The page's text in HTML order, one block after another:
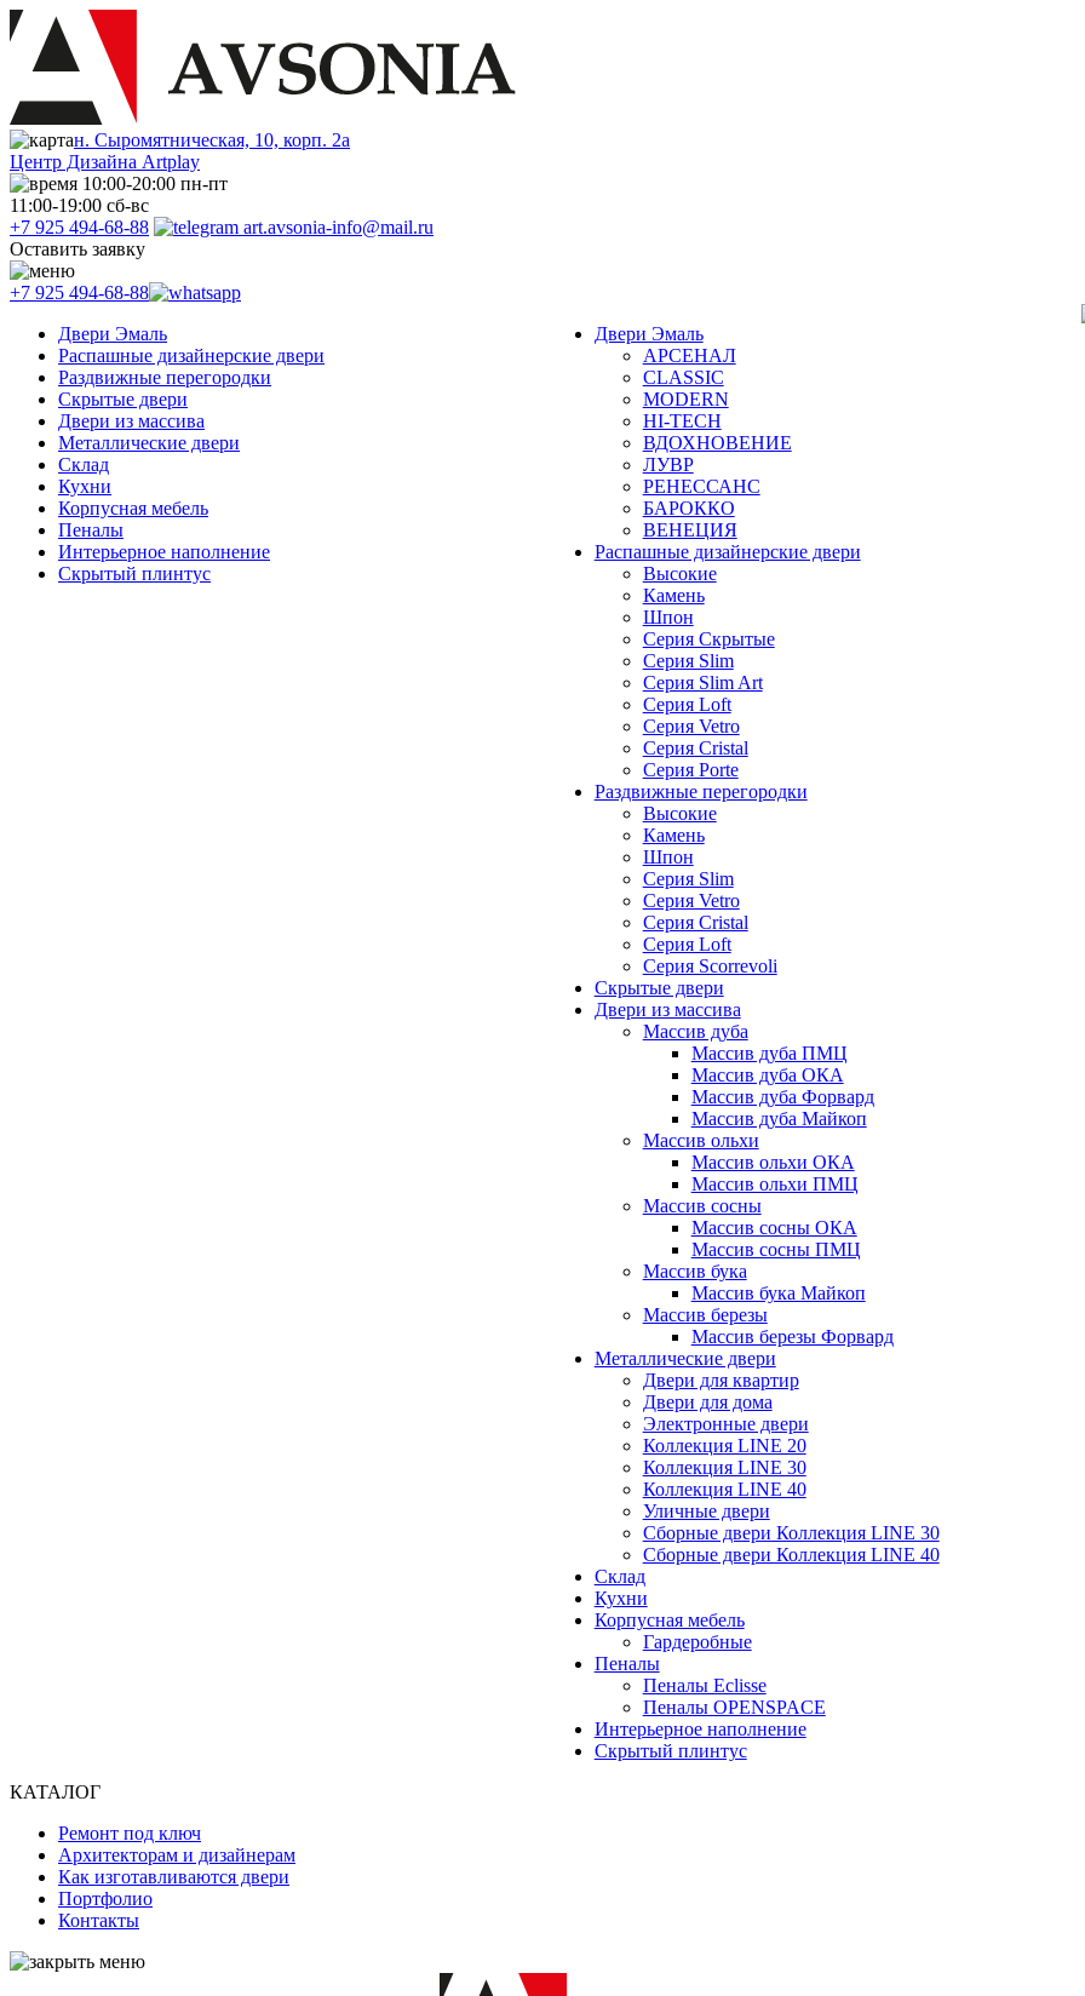
н. Сыромятническая, 10, корп. 2а
Центр Дизайна Artplay
10:00-20:00 пн-пт
11:00-19:00 сб-вс
+7 925 494-68-88
art.avsonia-info@mail.ru
Оставить заявку
+7 925 494-68-88
Двери Эмаль
Распашные дизайнерские двери
Раздвижные перегородки
Скрытые двери
Двери из массива
Металлические двери
Склад
Кухни
Корпусная мебель
Пеналы
Интерьерное наполнение
Скрытый плинтус
Двери Эмаль
АРСЕНАЛ
CLASSIC
MODERN
HI-TECH
ВДОХНОВЕНИЕ
ЛУВР
РЕНЕССАНС
БАРОККО
ВЕНЕЦИЯ
Распашные дизайнерские двери
Высокие
Камень
Шпон
Серия Скрытые
Серия Slim
Серия Slim Art
Серия Loft
Серия Vetro
Серия Cristal
Серия Porte
Раздвижные перегородки
Высокие
Камень
Шпон
Серия Slim
Серия Vetro
Серия Cristal
Серия Loft
Серия Scorrevoli
Скрытые двери
Двери из массива
Массив дуба
Массив дуба ПМЦ
Массив дуба ОКА
Массив дуба Форвард
Массив дуба Майкоп
Массив ольхи
Массив ольхи ОКА
Массив ольхи ПМЦ
Массив сосны
Массив сосны ОКА
Массив сосны ПМЦ
Массив бука
Массив бука Майкоп
Массив березы
Массив березы Форвард
Металлические двери
Двери для квартир
Двери для дома
Электронные двери
Коллекция LINE 20
Коллекция LINE 30
Коллекция LINE 40
Уличные двери
Сборные двери Коллекция LINE 30
Сборные двери Коллекция LINE 40
Склад
Кухни
Корпусная мебель
Гардеробные
Пеналы
Пеналы Eclisse
Пеналы OPENSPACE
Интерьерное наполнение
Скрытый плинтус
КАТАЛОГ
Ремонт под ключ
Архитекторам и дизайнерам
Как изготавливаются двери
Портфолио
Контакты